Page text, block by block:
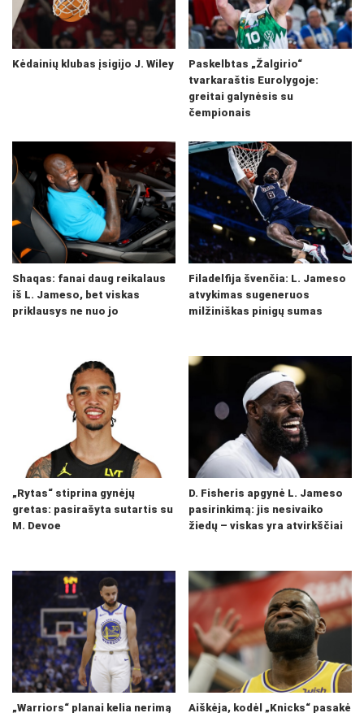
Kėdainių klubas įsigijo J. Wiley
Paskelbtas „Žalgirio“
tvarkaraštis Eurolygoje:
greitai galynėsis su
čempionais
Shaqas: fanai daug reikalaus
iš L. Jameso, bet viskas
priklausys ne nuo jo
Filadelfija švenčia: L. Jameso
atvykimas sugeneruos
milžiniškas pinigų sumas
„Rytas“ stiprina gynėjų
gretas: pasirašyta sutartis su
M. Devoe
D. Fisheris apgynė L. Jameso
pasirinkimą: jis nesivaiko
žiedų – viskas yra atvirkščiai
„Warriors“ planai kelia nerimą Aiškėja, kodėl „Knicks“ pasakė